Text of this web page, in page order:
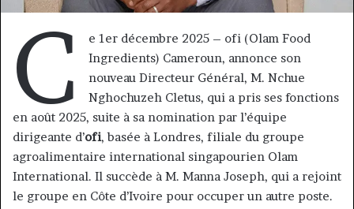
C
e 1er décembre 2025 – ofi (Olam Food
Ingredients) Cameroun, annonce son
nouveau Directeur Général, M. Nchue
Nghochuzeh Cletus, qui a pris ses fonctions
en août 2025, suite à sa nomination par l’équipe
dirigeante d’ofi, basée à Londres, filiale du groupe
agroalimentaire international singapourien Olam
International. Il succède à M. Manna Joseph, qui a rejoint
le groupe en Côte d’Ivoire pour occuper un autre poste.